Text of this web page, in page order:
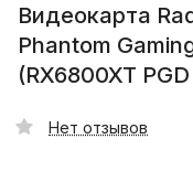
Видеокарта
Phantom
(RX6800XT PGD
Нет отзывов